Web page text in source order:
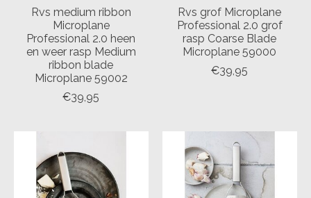
Rvs medium ribbon
Microplane
Professional 2.0 heen
en weer rasp Medium
ribbon blade
Microplane 59002
€39,95
Rvs grof Microplane
Professional 2.0 grof
rasp Coarse Blade
Microplane 59000
€39,95